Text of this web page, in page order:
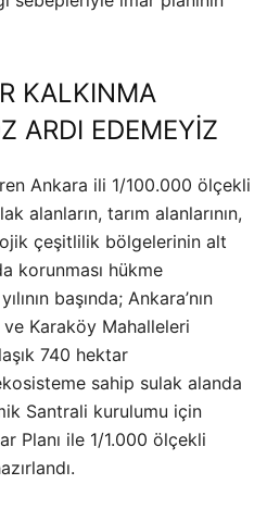
KALKINMA
ARDI EDEMEYİZ
Ankara ili 1/100.000 ölçekli
alanların, tarım alanlarının,
çeşitlilik bölgelerinin alt
korunması hükme
başında; Ankara’nın
ve Karaköy Mahalleleri
740 hektar
sahip sulak alanda
Santrali kurulumu için
Planı ile 1/1.000 ölçekli